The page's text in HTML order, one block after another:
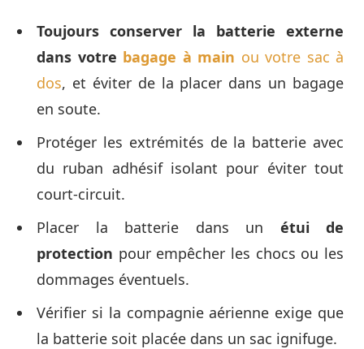
Toujours conserver la batterie externe
dans votre bagage à main ou votre sac à
dos, et éviter de la placer dans un bagage
en soute.
Protéger les extrémités de la batterie avec
du ruban adhésif isolant pour éviter tout
court-circuit.
Placer la batterie dans un étui de
protection pour empêcher les chocs ou les
dommages éventuels.
Vérifier si la compagnie aérienne exige que
la batterie soit placée dans un sac ignifuge.